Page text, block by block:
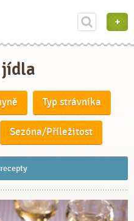
Typ strávníka
Sezóna/Příležitost